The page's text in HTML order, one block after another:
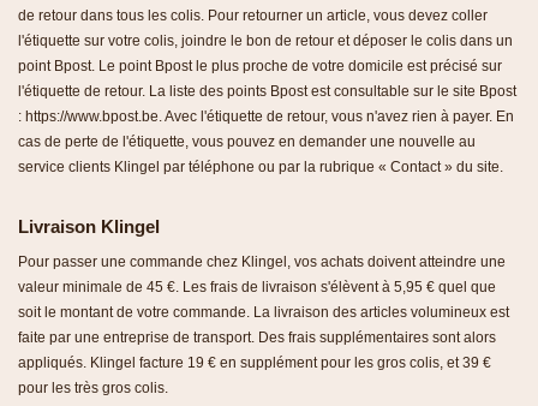
de retour dans tous les colis. Pour retourner un article, vous devez coller
l'étiquette sur votre colis, joindre le bon de retour et déposer le colis dans un
point Bpost. Le point Bpost le plus proche de votre domicile est précisé sur
l'étiquette de retour. La liste des points Bpost est consultable sur le site Bpost
: https://www.bpost.be. Avec l'étiquette de retour, vous n'avez rien à payer. En
cas de perte de l'étiquette, vous pouvez en demander une nouvelle au
service clients Klingel par téléphone ou par la rubrique « Contact » du site.
Livraison Klingel
Pour passer une commande chez Klingel, vos achats doivent atteindre une
valeur minimale de 45 €. Les frais de livraison s'élèvent à 5,95 € quel que
soit le montant de votre commande. La livraison des articles volumineux est
faite par une entreprise de transport. Des frais supplémentaires sont alors
appliqués. Klingel facture 19 € en supplément pour les gros colis, et 39 €
pour les très gros colis.